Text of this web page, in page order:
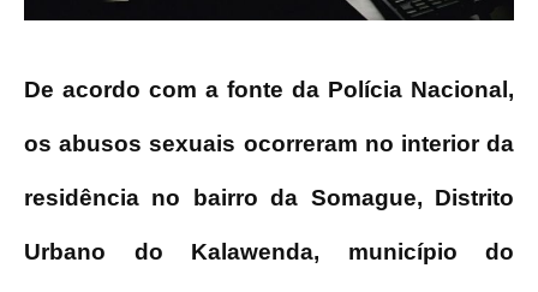
De acordo com a fonte da Polícia Nacional,
os abusos sexuais ocorreram no interior da
residência no bairro da Somague, Distrito
Urbano do Kalawenda, município do